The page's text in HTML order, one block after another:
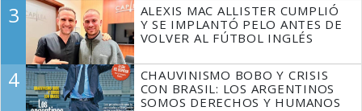
3
ALEXIS MAC ALLISTER CUMPLIÓ
Y SE IMPLANTÓ PELO ANTES DE
VOLVER AL FÚTBOL INGLÉS
4
CHAUVINISMO BOBO Y CRISIS
CON BRASIL: LOS ARGENTINOS
SOMOS DERECHOS Y HUMANOS